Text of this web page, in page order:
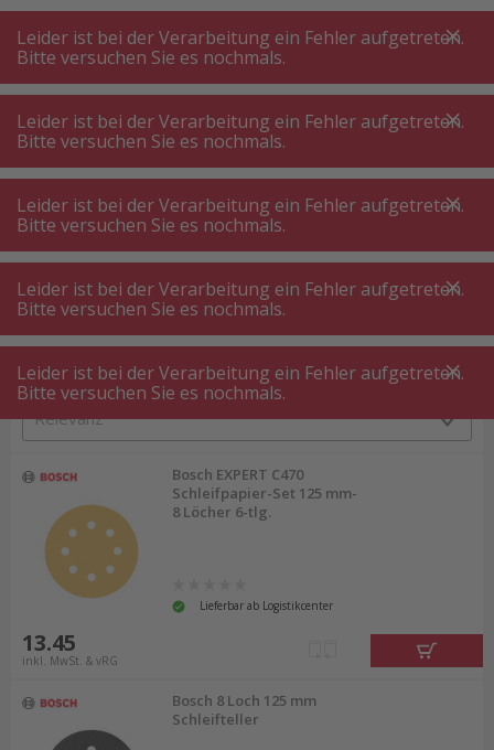
A +++
A+++
A +++
A+++
MyPost
MyPost
MENÜ SUCHE
Zubehör Werkzeuge Schleifmittel - Schleifpapier
Schleifmittel - Schleifpapier
Produktfilter
25 P.
Sortieren nach
Bosch EXPERT C470
Schleifpapier-Set 125 mm-
8 Löcher 6-tlg.
Lieferbar ab Logistikcenter
13.45
inkl. MwSt. & vRG
Bosch 8 Loch 125 mm
Schleifteller
Leider ist bei der Verarbeitung ein Fehler aufgetreten.
Bitte versuchen Sie es nochmals.
Leider ist bei der Verarbeitung ein Fehler aufgetreten.
Bitte versuchen Sie es nochmals.
Leider ist bei der Verarbeitung ein Fehler aufgetreten.
Bitte versuchen Sie es nochmals.
Leider ist bei der Verarbeitung ein Fehler aufgetreten.
Bitte versuchen Sie es nochmals.
Leider ist bei der Verarbeitung ein Fehler aufgetreten.
Bitte versuchen Sie es nochmals.